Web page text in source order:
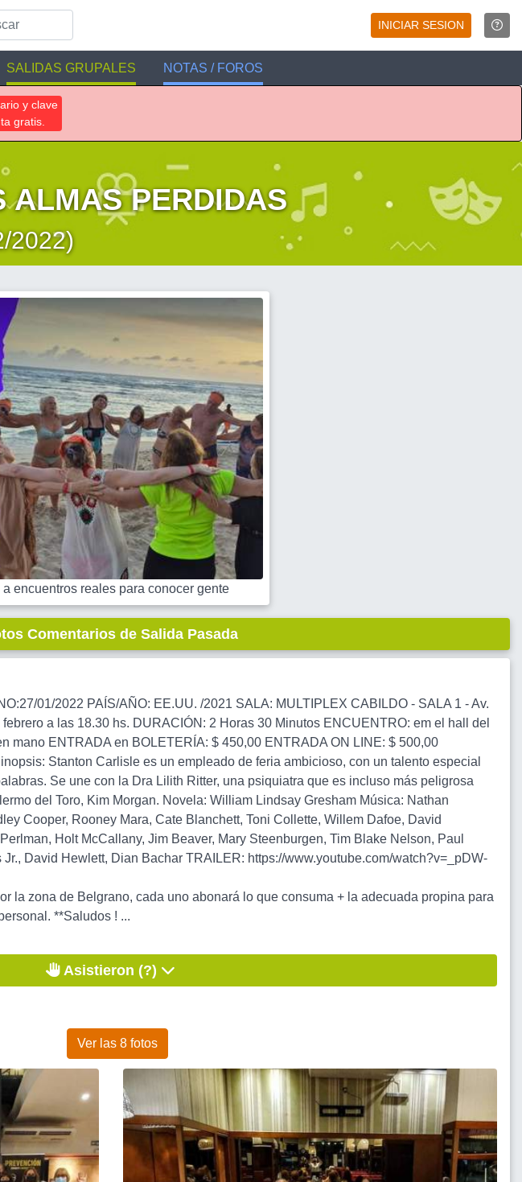
INICIAR SESION
SALIDAS GRUPALES NOTAS / FOROS
y clave
gratis.
ALMAS PERDIDAS
2022)
encuentros reales para conocer gente
Comentarios de Salida Pasada
01/2022 PAÍS/AÑO: EE.UU. /2021 SALA: MULTIPLEX CABILDO - SALA 1 - Av.
a las 18.30 hs. DURACIÓN: 2 Horas 30 Minutos ENCUENTRO: em el hall del
mano ENTRADA en BOLETERÍA: $ 450,00 ENTRADA ON LINE: $ 500,00
Stanton Carlisle es un empleado de feria ambicioso, con un talento especial
Se une con la Dra Lilith Ritter, una psiquiatra que es incluso más peligrosa
del Toro, Kim Morgan. Novela: William Lindsay Gresham Música: Nathan
Cooper, Rooney Mara, Cate Blanchett, Toni Collette, Willem Dafoe, David
Holt McCallany, Jim Beaver, Mary Steenburgen, Tim Blake Nelson, Paul
David Hewlett, Dian Bachar TRAILER: https://www.youtube.com/watch?v=_pDW-
la zona de Belgrano, cada uno abonará lo que consuma + la adecuada propina para
**Saludos ! ...
Asistieron (?)
Ver las 8 fotos